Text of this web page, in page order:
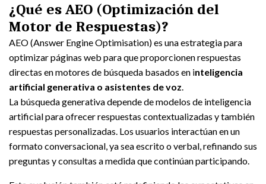
¿Qué es AEO (Optimización del
Motor de Respuestas)?
AEO (Answer Engine Optimisation) es una estrategia para
optimizar páginas web para que proporcionen respuestas
directas en motores de búsqueda basados en inteligencia
artificial generativa o asistentes de voz.
La búsqueda generativa depende de modelos de inteligencia
artificial para ofrecer respuestas contextualizadas y también
respuestas personalizadas. Los usuarios interactúan en un
formato conversacional, ya sea escrito o verbal, refinando sus
preguntas y consultas a medida que continúan participando.